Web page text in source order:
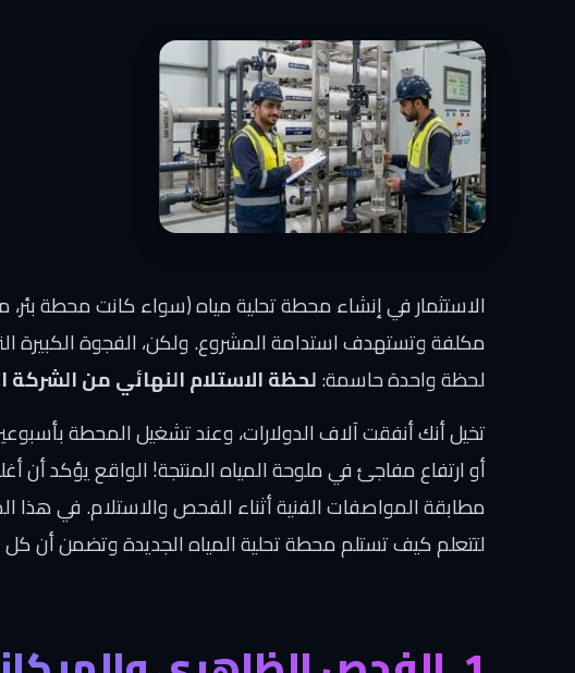
الاستثمار في إنشاء محطة تحلية مياه (سواء كانت محطة
مكلفة وتستهدف استدامة المشروع. ولكن، الفجوة الكبيرة
لحظة واحدة حاسمة:لحظة الاستلام النهائي من الشركة
تخيل أنك أنفقت آلاف الدولارات، وعند تشغيل المحطة
أو ارتفاع مفاجئ في ملوحة المياه المنتجة! الواقع يؤكد
مطابقة المواصفات الفنية أثناء الفحص والاستلام. في
لتتعلم كيف تستلم محطة تحلية المياه الجديدة وتضمن أن